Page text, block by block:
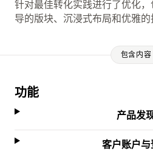
针对最佳转化实践进行了优化
导的版块、沉浸式布局和优雅的
包含内容
功能
产品发
客户账户与